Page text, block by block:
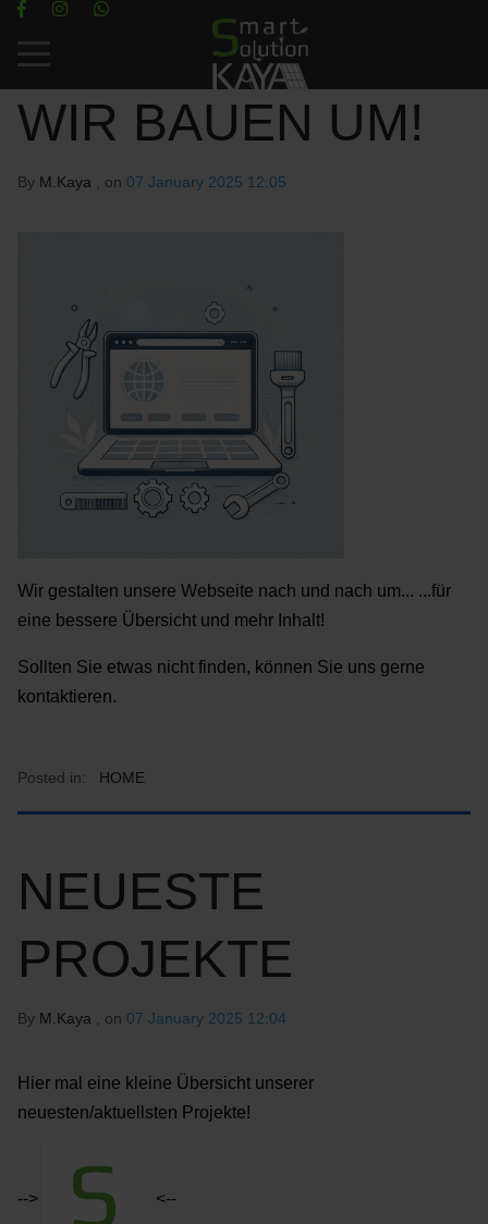
Mobile Menu Toggle
WIR BAUEN UM!
By M.Kaya , on 07 January 2025 12:05
Wir gestalten unsere Webseite nach und nach um... ...für
eine bessere Übersicht und mehr Inhalt!
Sollten Sie etwas nicht finden, können Sie uns gerne
kontaktieren.
Posted in: HOME
NEUESTE
PROJEKTE
By M.Kaya , on 07 January 2025 12:04
Hier mal eine kleine Übersicht unserer
neuesten/aktuellsten Projekte!
--> <--